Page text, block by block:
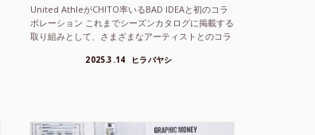
United AthleがCHITO率いるBAD IDEAと初のコラ
ボレーション これまでシーズンカタログに掲載する
取り組みとして、さまざまなアーティストとのコラ
2025.3.14 ヒラバヤシ